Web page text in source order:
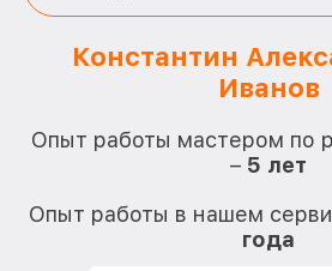
Константин
Иванов
Опыт работы мастером по
– 5 лет
Опыт работы в нашем
года